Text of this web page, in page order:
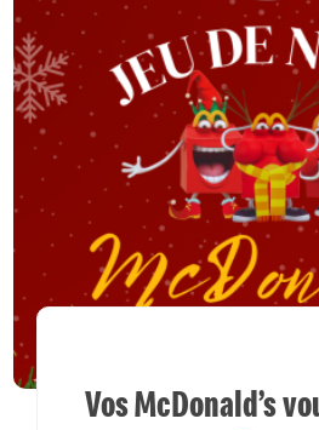
Vos McDonald’s